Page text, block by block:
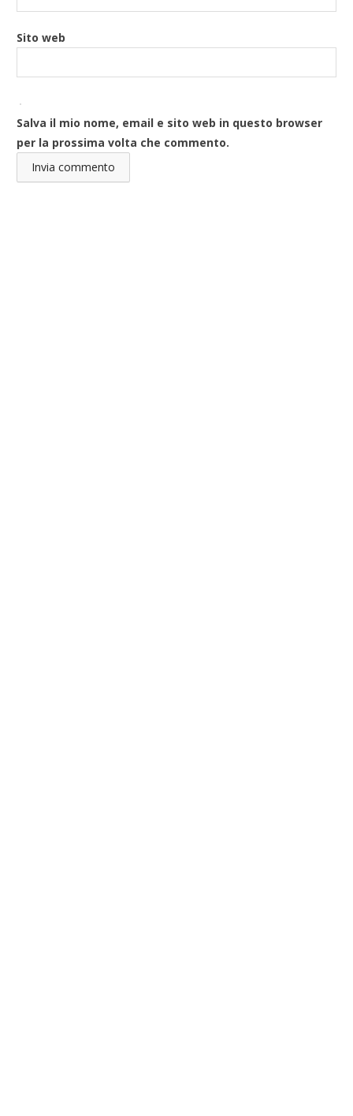
Sito web
Salva il mio nome, email e sito web in questo browser
per la prossima volta che commento.